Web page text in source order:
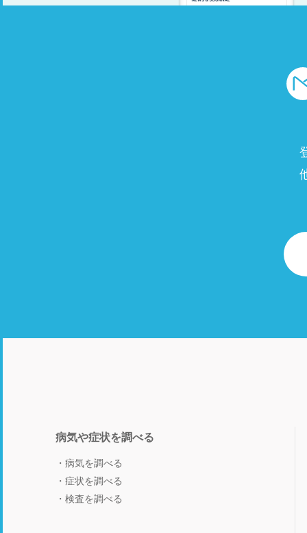
病気や症状を調べる
病気を調べる
症状を調べる
検査を調べる